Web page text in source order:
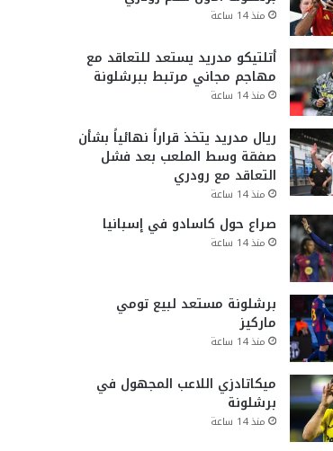
منذ 14 ساعة
أتلتيكو مدريد يستعد للتعاقد مع
مهاجم مجاني مرتبط ببرشلونة
منذ 14 ساعة
ريال مدريد يتخذ قراراً نهائياً بشأن
صفقة وسط الملعب بعد فشل
التعاقد مع رودري
منذ 14 ساعة
صراع حول كاسادو في إسبانيا
منذ 14 ساعة
برشلونة مستعد لبيع تومي
ماركيز
منذ 14 ساعة
ميكاتادزي اللاعب المجهول في
برشلونة
منذ 14 ساعة